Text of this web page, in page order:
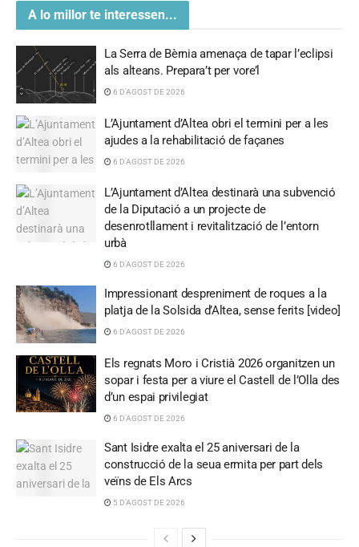
A lo millor te interessen...
La Serra de Bèrnia amenaça de tapar l’eclipsi
als alteans. Prepara’t per vore’l
6 D'AGOST DE 2026
L’Ajuntament d’Altea obri el termini per a les
ajudes a la rehabilitació de façanes
6 D'AGOST DE 2026
L’Ajuntament d’Altea destinarà una subvenció
de la Diputació a un projecte de
desenrotllament i revitalització de l’entorn
urbà
6 D'AGOST DE 2026
Impressionant despreniment de roques a la
platja de la Solsida d’Altea, sense ferits [video]
6 D'AGOST DE 2026
Els regnats Moro i Cristià 2026 organitzen un
sopar i festa per a viure el Castell de l’Olla des
d’un espai privilegiat
6 D'AGOST DE 2026
Sant Isidre exalta el 25 aniversari de la
construcció de la seua ermita per part dels
veïns de Els Arcs
5 D'AGOST DE 2026